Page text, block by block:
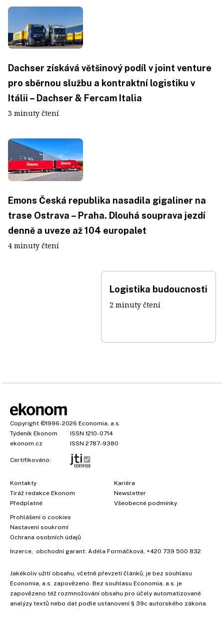
Dachser získává většinový podíl v joint venture
pro sběrnou službu a kontraktní logistiku v
Itálii – Dachser & Fercam Italia
3 minuty čtení
Emons Česká republika nasadila gigaliner na
trase Ostrava – Praha. Dlouhá souprava jezdí
denně a uveze až 104 europalet
4 minuty čtení
Logistika budoucnosti
2 minuty čtení
Copyright ©1996-2026 Economia, a.s.
Týdeník Ekonom
ISSN 1210-0714
ekonom.cz
ISSN 2787-9380
Certifikováno:
Kontakty
Tiráž redakce Ekonom
Předplatné
Kariéra
Newsletter
Všeobecné podmínky
Prohlášení o cookies
Nastavení soukromí
Ochrana osobních údajů
Inzerce, obchodní garant: Adéla Formáčková, +420 739 500 832
Jakékoliv užití obsahu, včetně převzetí článků, je bez souhlasu
Economia, a.s. zapovězeno. Bez souhlasu Economia, a.s. je
zapovězeno též rozmnožování obsahu pro účely automatizované
analýzy textů nebo dat podle ustanovení § 39c autorského zákona.